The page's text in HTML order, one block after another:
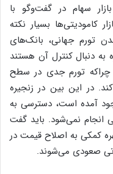
سهام در گفت‌وگو با
کامودیتی‌ها بسیار نکته
تورم جهانی، بانک‌های
دنبال کنترل آن هستند
تورم جدی در سطح
در این بین در زنجیره
آمده است، دسترسی به
انجام نمی‌شود. باید گفت
کمکی به اصلاح قیمت در
صعودی می‌شوند.